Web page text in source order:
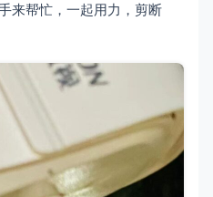
来帮忙，一起用力，剪断